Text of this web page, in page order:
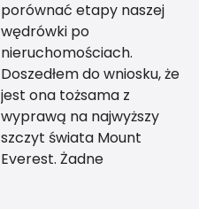
porównać etapy naszej
wędrówki po
nieruchomościach.
Doszedłem do wniosku, że
jest ona tożsama z
wyprawą na najwyższy
szczyt świata Mount
Everest. Żadne